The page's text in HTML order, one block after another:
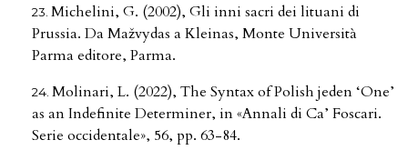
Michelini, G. (2002), Gli inni sacri dei lituani di
Prussia. Da Mažvydas a Kleinas, Monte Università
Parma editore, Parma.
Molinari, L. (2022), The Syntax of Polish jeden ‘One’
as an Indefinite Determiner, in «Annali di Ca’ Foscari.
Serie occidentale», 56, pp. 63-84.